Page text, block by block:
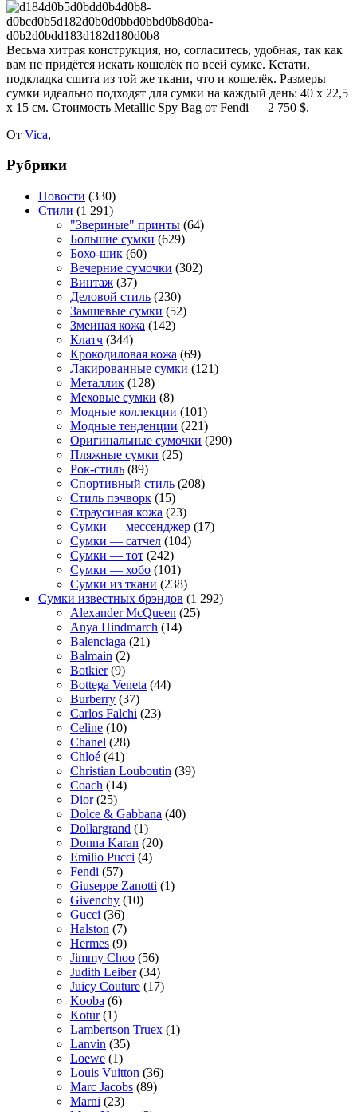
Весьма хитрая конструкция, но, согласитесь, удобная, так как
вам не придётся искать кошелёк по всей сумке. Кстати,
подкладка сшита из той же ткани, что и кошелёк. Размеры
сумки идеально подходят для сумки на каждый день: 40 х 22,5
х 15 см. Стоимость Metallic Spy Bag от Fendi — 2 750 $.
От Vica,
Рубрики
Новости (330)
Стили (1 291)
"Звериные" принты (64)
Большие сумки (629)
Бохо-шик (60)
Вечерние сумочки (302)
Винтаж (37)
Деловой стиль (230)
Замшевые сумки (52)
Змеиная кожа (142)
Клатч (344)
Крокодиловая кожа (69)
Лакированные сумки (121)
Металлик (128)
Меховые сумки (8)
Модные коллекции (101)
Модные тенденции (221)
Оригинальные сумочки (290)
Пляжные сумки (25)
Рок-стиль (89)
Спортивный стиль (208)
Стиль пэчворк (15)
Страусиная кожа (23)
Сумки — мессенджер (17)
Сумки — сатчел (104)
Сумки — тот (242)
Сумки — хобо (101)
Сумки из ткани (238)
Сумки известных брэндов (1 292)
Alexander McQueen (25)
Anya Hindmarch (14)
Balenciaga (21)
Balmain (2)
Botkier(9)
Bottega Veneta (44)
Burberry (37)
Carlos Falchi (23)
Celine (10)
Chanel (28)
Chloé (41)
Christian Louboutin (39)
Coach (14)
Dior(25)
Dolce & Gabbana (40)
Dollargrand (1)
Donna Karan (20)
Emilio Pucci (4)
Fendi (57)
Giuseppe Zanotti (1)
Givenchy (10)
Gucci (36)
Halston (7)
Hermes (9)
Jimmy Choo (56)
Judith Leiber(34)
Juicy Couture (17)
Kooba (6)
Kotur(1)
Lambertson Truex (1)
Lanvin (35)
Loewe (1)
Louis Vuitton (36)
Marc Jacobs (89)
Marni (23)